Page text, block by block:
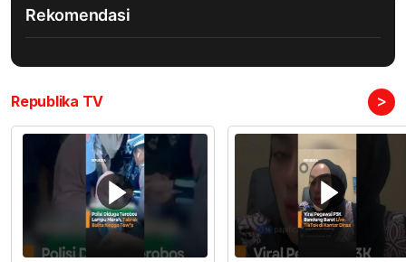
Rekomendasi
Republika TV >